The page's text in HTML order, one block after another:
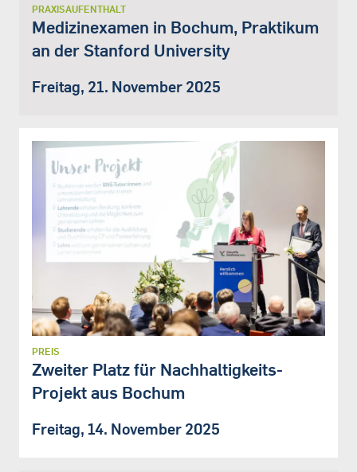
PRAXISAUFENTHALT
Medizinexamen in Bochum, Praktikum
an der Stanford University
Freitag, 21. November 2025
PREIS
Zweiter Platz für Nachhaltigkeits-
Projekt aus Bochum
Freitag, 14. November 2025